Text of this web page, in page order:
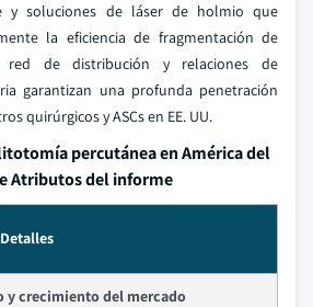
y soluciones de láser de holmio que
la eficiencia de fragmentación de
red de distribución y relaciones de
garantizan una profunda penetración
quirúrgicos y ASCs en EE. UU.
percutánea en América del
Atributos del informe
Detalles
y crecimiento del mercado